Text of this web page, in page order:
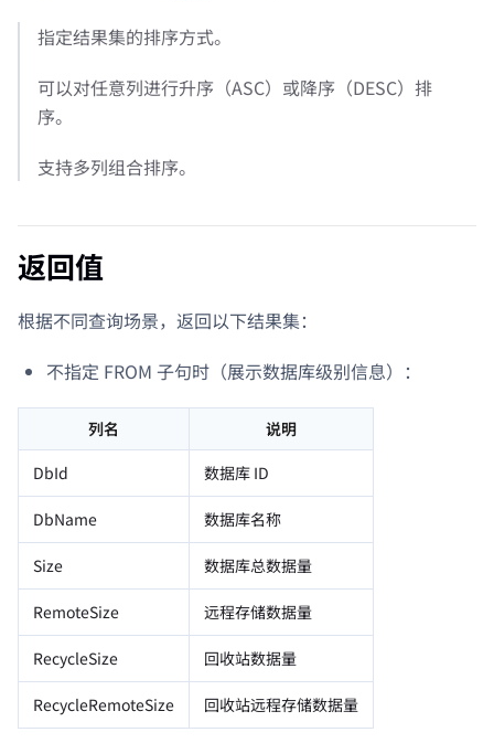
指定结果集的排序方式。
可以对任意列进行升序（ASC）或降序（DESC）排
序。
支持多列组合排序。
返回值
根据不同查询场景，返回以下结果集：
不指定 FROM 子句时（展示数据库级别信息）：
列名
说明
DbId
数据库 ID
DbName 数据库名称
Size 数据库总数据量
RemoteSize 远程存储数据量
RecycleSize 回收站数据量
RecycleRemoteSize 回收站远程存储数据量